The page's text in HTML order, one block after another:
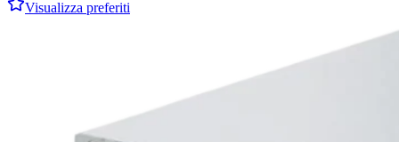
Visualizza preferiti